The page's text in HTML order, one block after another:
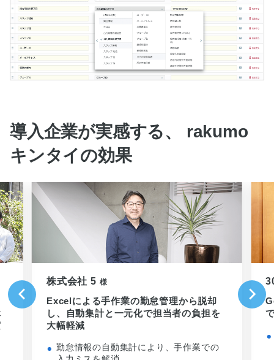
導入企業が実感する、 rakumo
キンタイの効果
株式会社 5 様
Excelによる手作業の勤怠管理から脱却
し、自動集計と一元化で担当者の負担を
大幅軽減
勤怠情報の自動集計により、手作業での